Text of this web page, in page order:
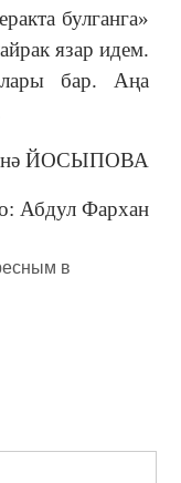
булганга»
язар идем.
бар. Аңа
ЙОСЫПОВА
Абдул Фархан
в